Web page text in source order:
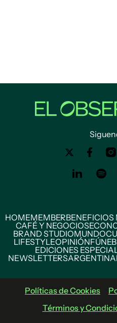
HOMEMEMBERBENEFICIOS
CAFÉ Y NEGOCIOS
BRAND STUDIOMUNDO
LIFESTYLEOPINIÓN
EDICIONES
NEWSLETTERSARGENTINA
Políticas de Cookies
Términos y